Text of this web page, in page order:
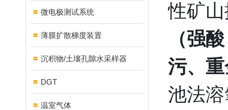
微电极测试系统
薄膜扩散梯度装置
沉积物/土壤孔隙水采样器
DGT
温室气体
性矿
（强
污、
池法